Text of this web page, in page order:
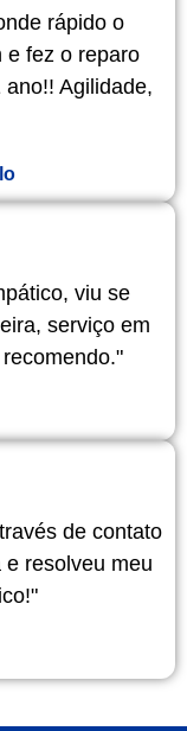
rápido o
e fez o reparo
Agilidade,
viu se
serviço em
de contato
resolveu meu